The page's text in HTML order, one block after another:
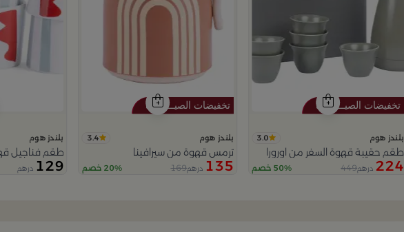
بلندز هوم 3.0
طقم حقيبة قهوة السفر من اورورا
224 درهم449 50% خصم
بلندز هوم 3.4
ترمس قهوة من سيرافينا
135 درهم169 20% خصم
بلندز هوم
طقم فناجيل
129 درهم